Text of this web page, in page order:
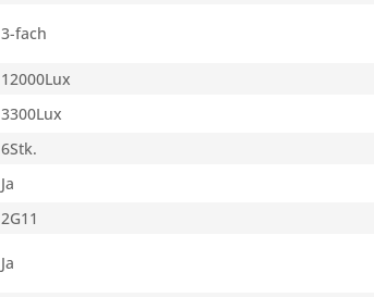
3-fach
12000Lux
3300Lux
6Stk.
Ja
2G11
Ja